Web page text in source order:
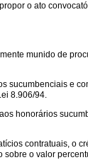
o ato
munido de
sucumbenciais e
8.906/94.
honorários
contratuais, o
o valor